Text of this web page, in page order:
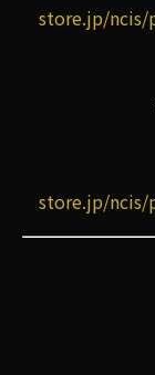
store.jp/ncis/
store.jp/ncis/